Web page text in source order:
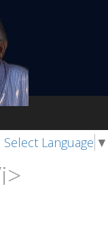
Select Language ▼